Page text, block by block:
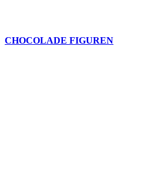
CHOCOLADE FIGUREN